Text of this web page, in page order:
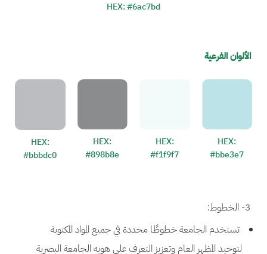
HEX: #6ac7bd
الألوان الفرعية
الصورة
HEX:
#bbe3e7
HEX:
#f1f9f7
الصورة
HEX:
#898b8e
الصورة
HEX:
#bbbdc0
3- الخطوط:
تستخدم الجامعة خطوطًا محددة في جميع المواد المكتوبة
لتوحيد المظهر العام وتعزيز التعرف على هويه الجامعة البصرية